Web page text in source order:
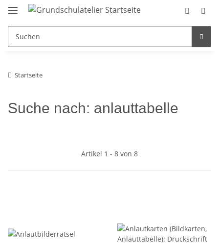
Startseite
Suche nach: anlauttabelle
Artikel 1 - 8 von 8